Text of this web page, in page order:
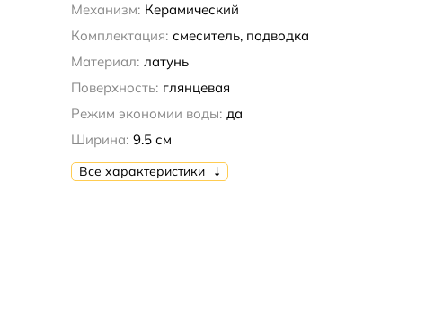
Механизм: Керамический
Комплектация: смеситель, подводка
Материал: латунь
Поверхность: глянцевая
Режим экономии воды: да
Ширина: 9.5 см
Все характеристики